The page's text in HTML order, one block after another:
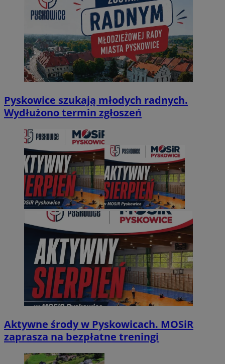
Pyskowice szukają młodych radnych.
Wydłużono termin zgłoszeń
Aktywne środy w Pyskowicach. MOSiR
zaprasza na bezpłatne treningi